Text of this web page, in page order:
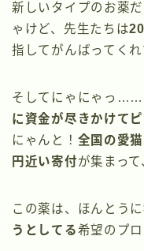
新しいタイプのお薬
ゃけど、先生たちは
指してがんばってく
そしてにゃにゃっ……
に資金が尽きかけて
にゃんと！ 全国の愛
円近い寄付が集まっ
この薬は、ほんとうに
うとしてる希望のプ